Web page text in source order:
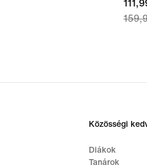
price
price
Közösségi
Diákok
Tanárok